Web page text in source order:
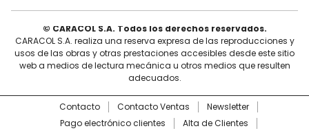
© CARACOL S.A. Todos los derechos reservados.
CARACOL S.A. realiza una reserva expresa de las reproducciones y
usos de las obras y otras prestaciones accesibles desde este sitio
web a medios de lectura mecánica u otros medios que resulten
adecuados.
Contacto Contacto Ventas
Newsletter
Pago electrónico clientes
Alta de Clientes